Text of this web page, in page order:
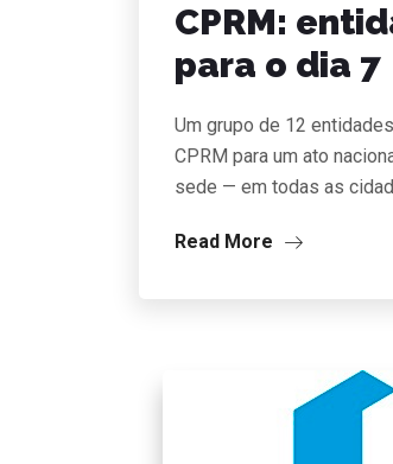
CPRM:
para o dia 7
Um grupo de 12
CPRM para um ato
sede — em todas as
Read More